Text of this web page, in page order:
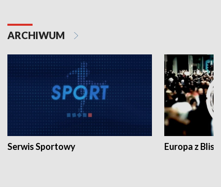
ARCHIWUM
Serwis Sportowy Europa z